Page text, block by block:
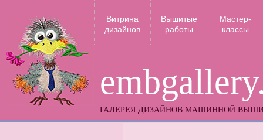
ГАЛЕРЕЯ ДИЗАЙНОВ МАШИННОЙ
Витрина
дизайнов
Вышитые
работы
Мастер-
классы